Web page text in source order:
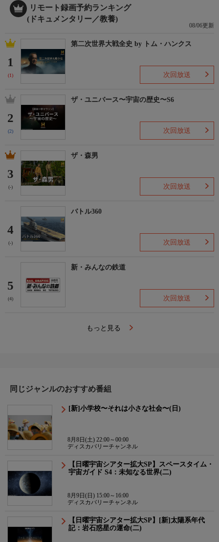
リモート録画予約ランキング
(ドキュメンタリー／教養)
08/06更新
1
(1)
第二次世界大戦全史 by トム・ハンクス
次回放送
2
(2)
ザ・ユニバース〜宇宙の歴史〜S6
次回放送
3
(-)
ザ・森男
次回放送
4
(-)
バトル360
次回放送
5
(4)
新・みんなの鉄道
次回放送
もっと見る
同じジャンルのおすすめ番組
[新]小学校〜それは小さな社会〜(日)
8月8日(土) 22:00～00:00
ディスカバリーチャンネル
【日曜宇宙シアター拡大SP】スペースタイム・
宇宙ガイド S4：未知なる世界(二)
8月9日(日) 15:00～16:00
ディスカバリーチャンネル
【日曜宇宙シアター拡大SP】[新]太陽系年代
記：岩石惑星の運命(二)